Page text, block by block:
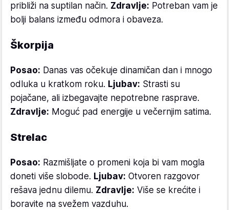
približi na suptilan način. Zdravlje: Potreban vam je
bolji balans između odmora i obaveza.
Škorpija
Posao: Danas vas očekuje dinamičan dan i mnogo
odluka u kratkom roku. Ljubav: Strasti su
pojačane, ali izbegavajte nepotrebne rasprave.
Zdravlje: Moguć pad energije u večernjim satima.
Strelac
Posao: Razmišljate o promeni koja bi vam mogla
doneti više slobode. Ljubav: Otvoren razgovor
rešava jednu dilemu. Zdravlje: Više se krećite i
boravite na svežem vazduhu.